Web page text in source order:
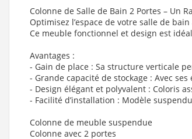
Colonne de Salle de Bain 2 Portes – Un
Optimisez l’espace de votre salle de
Ce meuble fonctionnel et design est
Avantages :
- Gain de place : Sa structure verticale
- Grande capacité de stockage : Avec
- Design élégant et polyvalent : Coloris
- Facilité d’installation : Modèle
Colonne de meuble suspendue
Colonne avec 2 portes